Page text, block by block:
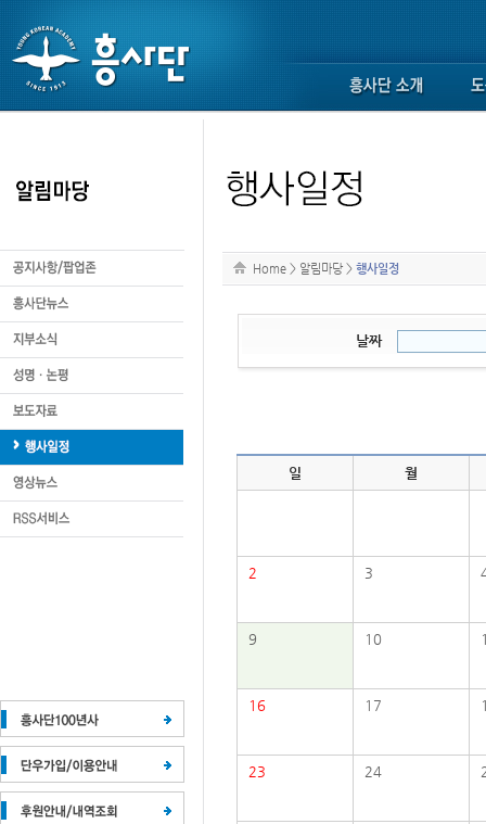
Home > 알림마당 > 행사일정
날짜
일 월
2 3
9 10
16 17
23 24